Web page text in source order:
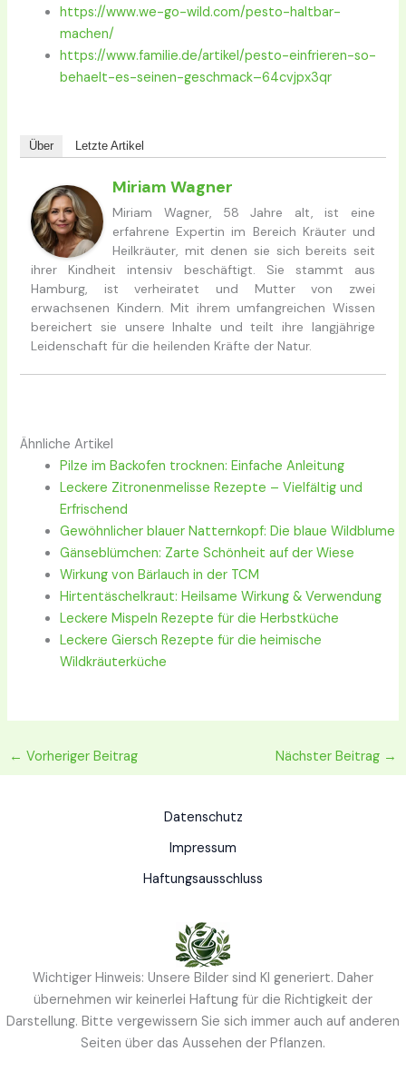
https://www.we-go-wild.com/pesto-haltbar-
machen/
https://www.familie.de/artikel/pesto-einfrieren-so-
behaelt-es-seinen-geschmack–64cvjpx3qr
Über Letzte Artikel
Miriam Wagner
Miriam Wagner, 58 Jahre alt, ist eine
erfahrene Expertin im Bereich Kräuter und
Heilkräuter, mit denen sie sich bereits seit
ihrer Kindheit intensiv beschäftigt. Sie stammt aus
Hamburg, ist verheiratet und Mutter von zwei
erwachsenen Kindern. Mit ihrem umfangreichen Wissen
bereichert sie unsere Inhalte und teilt ihre langjährige
Leidenschaft für die heilenden Kräfte der Natur.
Ähnliche Artikel
Pilze im Backofen trocknen: Einfache Anleitung
Leckere Zitronenmelisse Rezepte – Vielfältig und
Erfrischend
Gewöhnlicher blauer Natternkopf: Die blaue Wildblume
Gänseblümchen: Zarte Schönheit auf der Wiese
Wirkung von Bärlauch in der TCM
Hirtentäschelkraut: Heilsame Wirkung & Verwendung
Leckere Mispeln Rezepte für die Herbstküche
Leckere Giersch Rezepte für die heimische
Wildkräuterküche
← Vorheriger Beitrag Nächster Beitrag →
Datenschutz
Impressum
Haftungsausschluss
Wichtiger Hinweis: Unsere Bilder sind KI generiert. Daher
übernehmen wir keinerlei Haftung für die Richtigkeit der
Darstellung. Bitte vergewissern Sie sich immer auch auf anderen
Seiten über das Aussehen der Pflanzen.